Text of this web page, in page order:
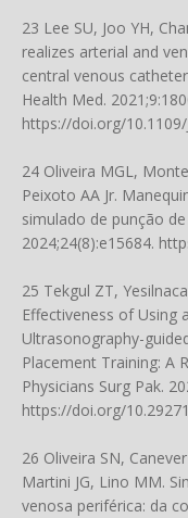
23 Lee SU, Joo YH,
realizes arterial and
central venous
Health Med.
https://doi.org/10.1109/
24 Oliveira MGL,
Peixoto AA Jr.
simulado de punção
2024;24(8):e15684.
25 Tekgul ZT,
Effectiveness of Using
Ultrasonography-
Placement Training: A
Physicians Surg Pak.
https://doi.org/
26 Oliveira SN,
Martini JG, Lino MM.
venosa periférica: da